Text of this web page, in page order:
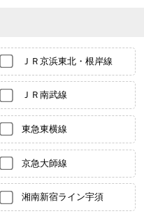
ＪＲ京浜東北・根岸線
ＪＲ南武線
東急東横線
京急大師線
湘南新宿ライン宇須